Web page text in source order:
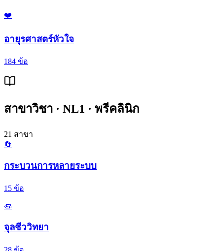
❤️
อายุรศาสตร์หัวใจ
184 ข้อ
สาขาวิชา · NL1 · พรีคลินิก
21 สาขา
🔄
กระบวนการหลายระบบ
15 ข้อ
🦠
จุลชีววิทยา